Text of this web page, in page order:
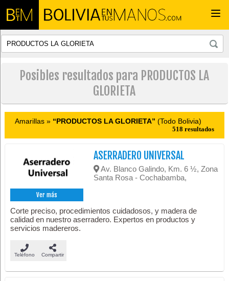
Posibles resultados para PRODUCTOS LA
GLORIETA
Amarillas » “PRODUCTOS LA GLORIETA” (Todo Bolivia)
518 resultados
Ver más
ASERRADERO UNIVERSAL
Av. Blanco Galindo, Km. 6 ½, Zona
Santa Rosa - Cochabamba,
Corte preciso, procedimientos cuidadosos, y madera de
calidad en nuestro aserradero. Expertos en productos y
servicios madereros.
Teléfono Compartir